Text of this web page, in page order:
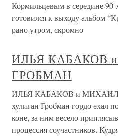
Кормильцевым в середине 90-
готовился к выходу альбом
рано утром, скромно
ИЛЬЯ КАБАКОВ
ГРОБМАН
ИЛЬЯ КАБАКОВ и МИХАИЛ
хулиган Гробман гордо ехал
коне, за ним весело
процессия соучастников.